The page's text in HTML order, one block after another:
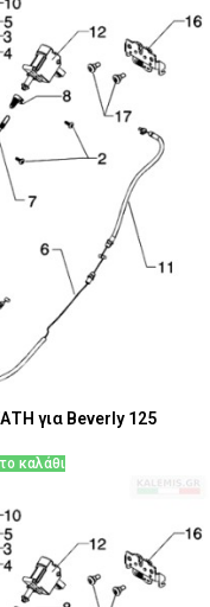
για Beverly 125
καλάθι